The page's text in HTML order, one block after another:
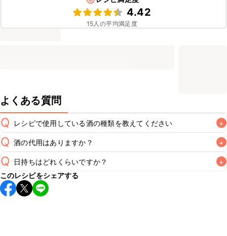
4.42
15人の平均満足度
よくある質問
Q レシピで使用している酒の種類を教えてください +
A
Q 酒の代用はありますか？ +
A
Q 日持ちはどれくらいですか？ +
こちらのレシピは出来たてをお召し上がりいただくことをお
すすめします。
このレシピをシェアする